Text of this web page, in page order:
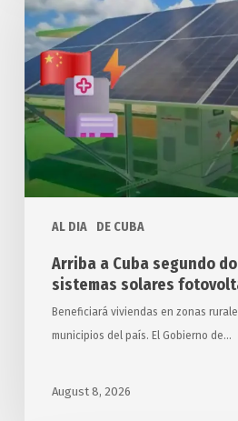
AL DIA DE CUBA
Cuba
segundo
donativo
chino
de
sistemas
solares
fotovoltaicos
Arriba a Cuba segundo
sistemas solares
Beneficiará viviendas en zonas
municipios del país. El Gobierno de…
August 8, 2026